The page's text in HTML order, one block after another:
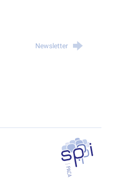
Newsletter
SPPPI PACA